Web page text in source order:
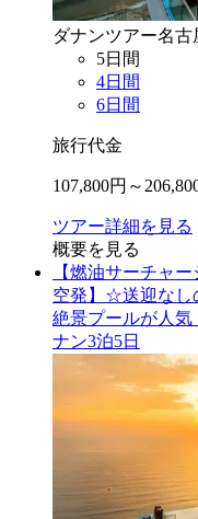
ダナンツアー名古
5日間
4日間
6日間
旅行代金
107,800円～
ツアー詳細を見る
概要を見る
【燃油サーチャ
空発】☆送迎なし
絶景プールが人
ナン3泊5日